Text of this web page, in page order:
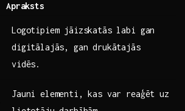
Apraksts
Logotipiem jāizskatās labi gan
digitālajās, gan drukātajās
‌vidēs.
Jauni elementi, kas var reaģēt uz